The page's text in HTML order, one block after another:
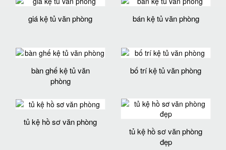
giá kệ tủ văn phòng bán kệ tủ văn phòng
bàn ghế kệ tủ văn
phòng
bố trí kệ tủ văn phòng
tủ kệ hồ sơ văn phòng
tủ kệ hồ sơ văn phòng
đẹp